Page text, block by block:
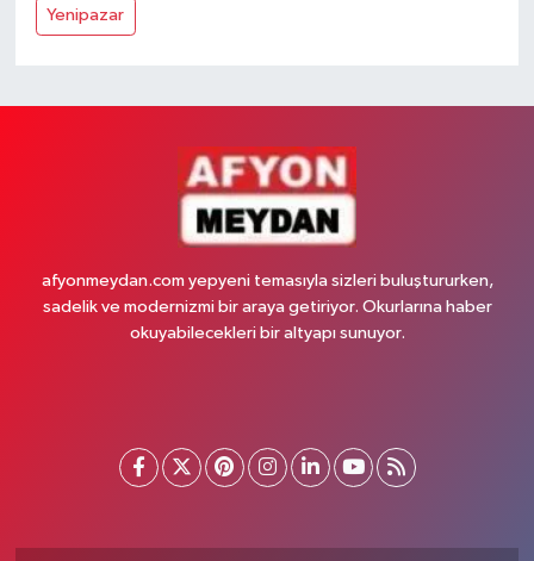
Yenipazar
afyonmeydan.com yepyeni temasıyla sizleri buluştururken,
sadelik ve modernizmi bir araya getiriyor. Okurlarına haber
okuyabilecekleri bir altyapı sunuyor.